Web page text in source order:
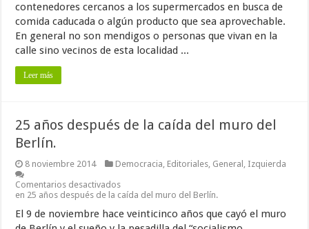
contenedores cercanos a los supermercados en busca de
comida caducada o algún producto que sea aprovechable.
En general no son mendigos o personas que vivan en la
calle sino vecinos de esta localidad ...
Leer más
25 años después de la caída del muro del
Berlín.
8 noviembre 2014 Democracia, Editoriales, General , Izquierda
Comentarios desactivados
en 25 años después de la caída del muro del Berlín.
El 9 de noviembre hace veinticinco años que cayó el muro